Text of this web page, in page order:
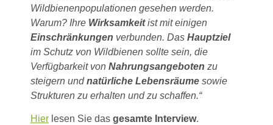
Wildbienenpopulationen gesehen werden.
Warum? Ihre Wirksamkeitist mit einigen
Einschränkungen verbunden. Das Hauptziel
im Schutz von Wildbienen sollte sein, die
Verfügbarkeit von Nahrungsangeboten zu
steigern undnatürliche Lebensräume sowie
Strukturen zu erhalten und zu schaffen.“
Hier lesen Sie das gesamte Interview.